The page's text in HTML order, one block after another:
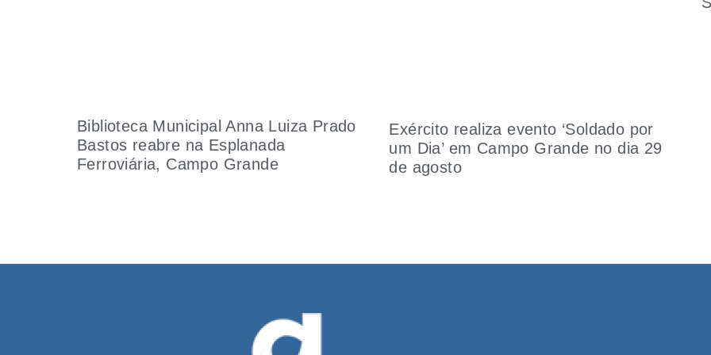
Biblioteca Municipal Anna Luiza Prado
Bastos reabre na Esplanada
Ferroviária, Campo Grande
Exército realiza evento ‘Soldado por
um Dia’ em Campo Grande no dia 29
de agosto